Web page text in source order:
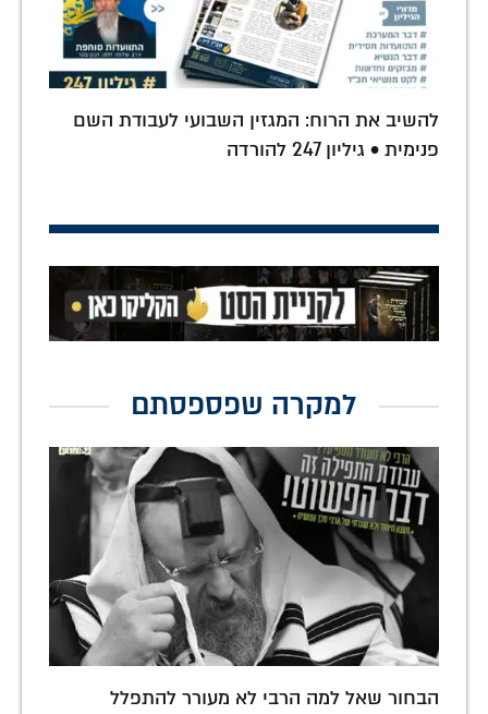
להשיב את הרוח: המגזין השבועי לעבודת השם
פנימית • גיליון 247 להורדה
למקרה שפספסתם
הבחור שאל למה הרבי לא מעורר להתפלל